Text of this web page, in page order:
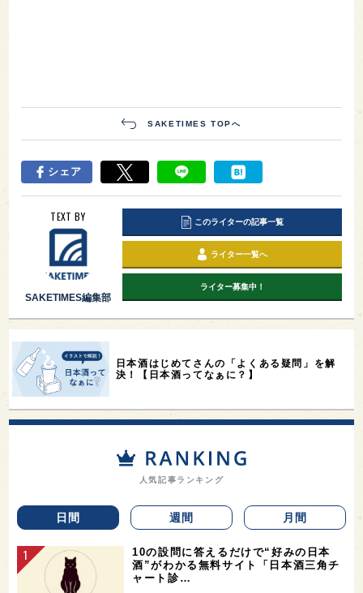
SAKETIMES TOPへ
シェア
TEXT BY
SAKETIMES編集部
このライターの記事一覧
ライター一覧へ
ライター募集中！
日本酒はじめてさんの「よくある疑問」を解
決！【日本酒ってなぁに？】
人気記事ランキング
日間 週間 月間
10の設問に答えるだけで“好みの日本
酒”がわかる無料サイト「日本酒三角チ
ャート診…